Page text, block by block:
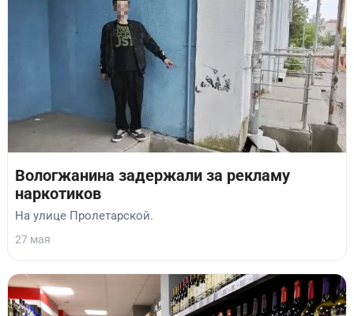
Вологжанина задержали за рекламу
наркотиков
На улице Пролетарской.
27 мая